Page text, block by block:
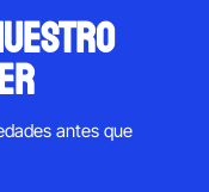
antes que